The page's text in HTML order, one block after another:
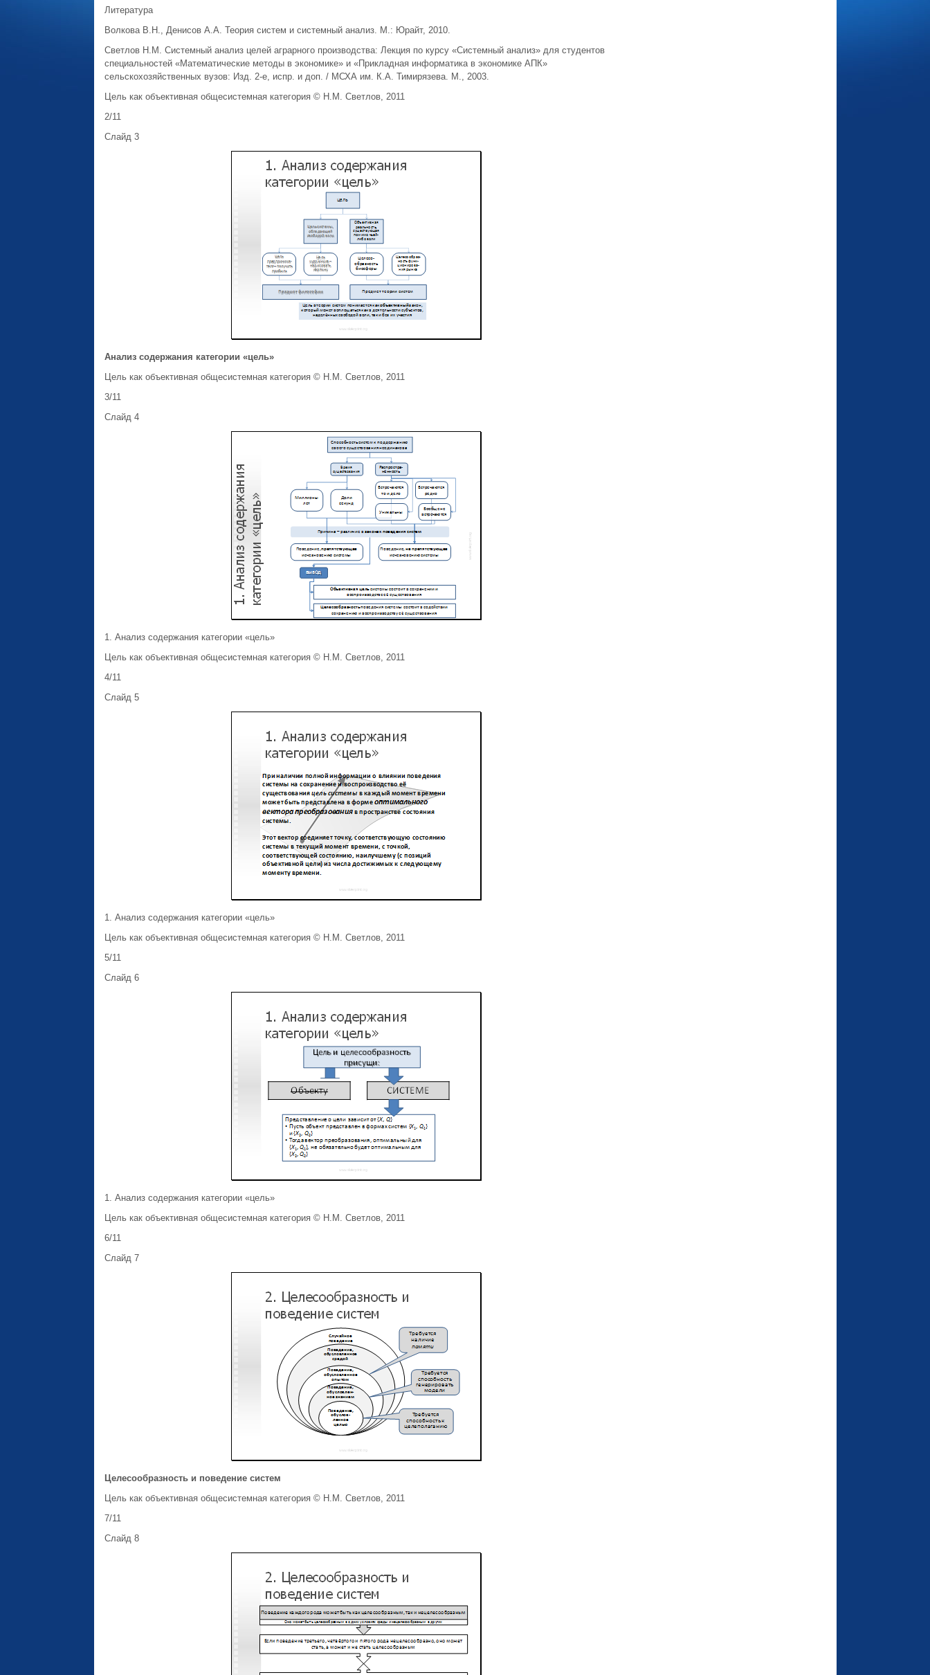
Литература
Волкова В.Н., Денисов А.А. Теория систем и системный анализ. М.: Юрайт, 2010.
Светлов Н.М. Системный анализ целей аграрного производства: Лекция по курсу «Системный анализ» для студентов
специальностей «Математические методы в экономике» и «Прикладная информатика в экономике АПК»
сельскохозяйственных вузов: Изд. 2-е, испр. и доп. / МСХА им. К.А. Тимирязева. М., 2003.
Цель как объективная общесистемная категория © Н.М. Светлов, 2011
2/11
Слайд 3
Анализ содержания категории «цель»
Цель как объективная общесистемная категория © Н.М. Светлов, 2011
3/11
Слайд 4
1. Анализ содержания категории «цель»
Цель как объективная общесистемная категория © Н.М. Светлов, 2011
4/11
Слайд 5
1. Анализ содержания категории «цель»
Цель как объективная общесистемная категория © Н.М. Светлов, 2011
5/11
Слайд 6
1. Анализ содержания категории «цель»
Цель как объективная общесистемная категория © Н.М. Светлов, 2011
6/11
Слайд 7
Целесообразность и поведение систем
Цель как объективная общесистемная категория © Н.М. Светлов, 2011
7/11
Слайд 8